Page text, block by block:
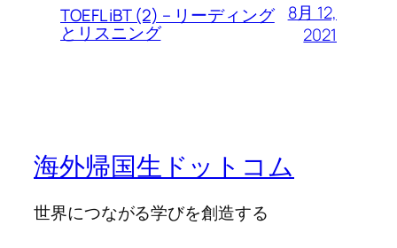
TOEFL iBT (2) – リーディング
とリスニング
8月 12,
2021
海外帰国生ドットコム
世界につながる学びを創造する